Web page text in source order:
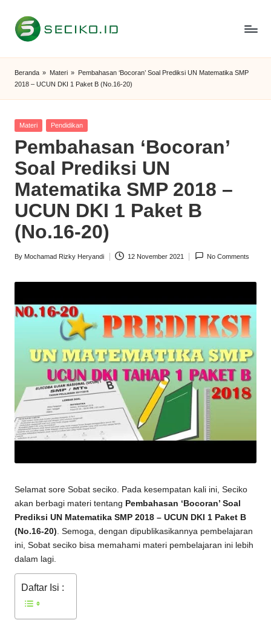
Skip
S
e
c
i
k
o
I
D
Beranda » Materi » Pembahasan ‘Bocoran’ Soal Prediksi UN Matematika SMP
2018 – UCUN DKI 1 Paket B (No.16-20)
Posted
Materi Pendidikan
Pembahasan ‘Bocoran’
Soal Prediksi UN
Matematika SMP 2018 –
UCUN DKI 1 Paket B
(No.16-20)
Posted
By Mochamad Rizky Heryandi 12 November 2021 No Comments
Selamat sore Sobat seciko. Pada kesempatan kali ini, Seciko
akan berbagi materi tentang Pembahasan ‘Bocoran’ Soal
Prediksi UN Matematika SMP 2018 – UCUN DKI 1 Paket B
(No.16-20). Semoga, dengan dipublikasikannya pembelajaran
ini, Sobat seciko bisa memahami materi pembelajaran ini lebih
dalam lagi.
Daftar Isi :